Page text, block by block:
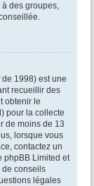
à des groupes,
de 1998) est une
recueillir des
obtenir le
pour la collecte
de moins de 13
lorsque vous
contactez un
phpBB Limited et
de conseils
légales